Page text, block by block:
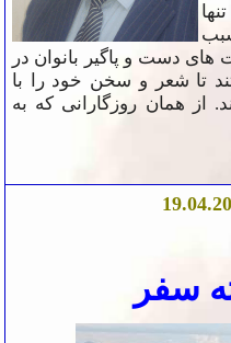
دست و پاگیر بانوان در
تا شعر و سخن خود را با
از همان روزگارانی که به
19
سفر